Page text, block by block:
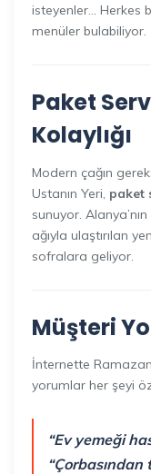
isteyenler… Herkes
menüler bulabiliyor.
Paket
Kolaylığı
Modern çağın
Ustanın Yeri, paket
sunuyor.
ağıyla ulaştırılan
sofralara geliyor.
Müşteri
İnternette
yorumlar her şeyi
“Ev yemeği
“Çorbasından